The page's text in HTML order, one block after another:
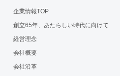
企業情報TOP
創立65年、あたらしい時代に向けて
経営理念
会社概要
会社沿革